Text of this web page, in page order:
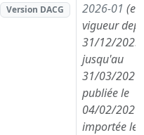
Version DACG 2026-01 (en
vigueur
31/12/2025,
jusqu'au
31/03/2026,
publiée le
04/02/2026,
importée le